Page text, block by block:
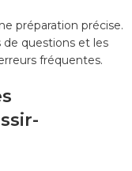
préparation précise.
de questions et les
fréquentes.